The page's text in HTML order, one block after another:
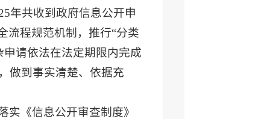
年共收到政府信息公开申
程规范机制，推行“分类
请依法在法定期限内完成
做到事实清楚、依据充
实《信息公开审查制度》